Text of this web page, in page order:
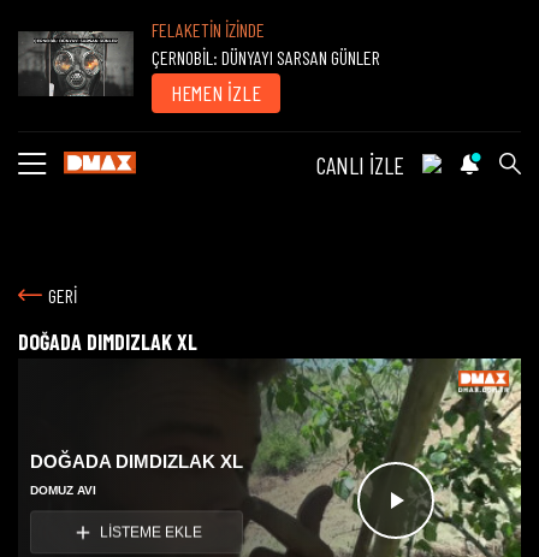
FELAKETİN İZİNDE
ÇERNOBİL: DÜNYAYI SARSAN GÜNLER
HEMEN İZLE
CANLI İZLE
GERİ
DOĞADA DIMDIZLAK XL
Videoyu
DOĞADA DIMDIZLAK XL
DOMUZ AVI
LİSTEME EKLE